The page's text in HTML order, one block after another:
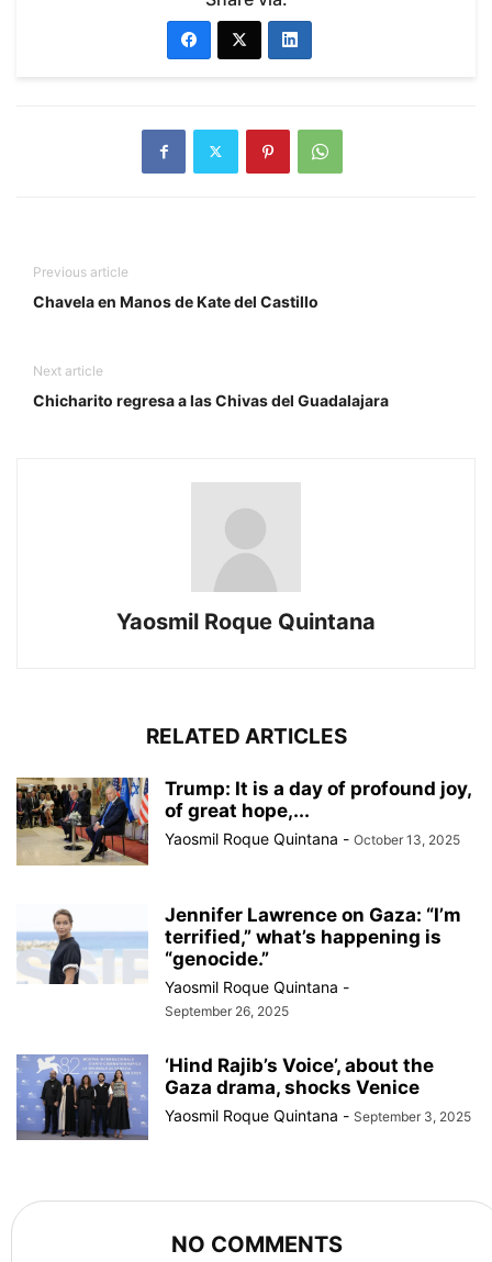
Previous article
Chavela en Manos de Kate del Castillo
Next article
Chicharito regresa a las Chivas del Guadalajara
Yaosmil Roque Quintana
RELATED ARTICLES
Trump: It is a day of profound joy,
of great hope,...
Yaosmil Roque Quintana - October 13, 2025
Jennifer Lawrence on Gaza: “I’m
terrified,” what’s happening is
“genocide.”
Yaosmil Roque Quintana -
September 26, 2025
‘Hind Rajib’s Voice’, about the
Gaza drama, shocks Venice
Yaosmil Roque Quintana - September 3, 2025
NO COMMENTS